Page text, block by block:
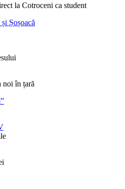
la Cotroceni ca student
Șoșoacă
noi în țară